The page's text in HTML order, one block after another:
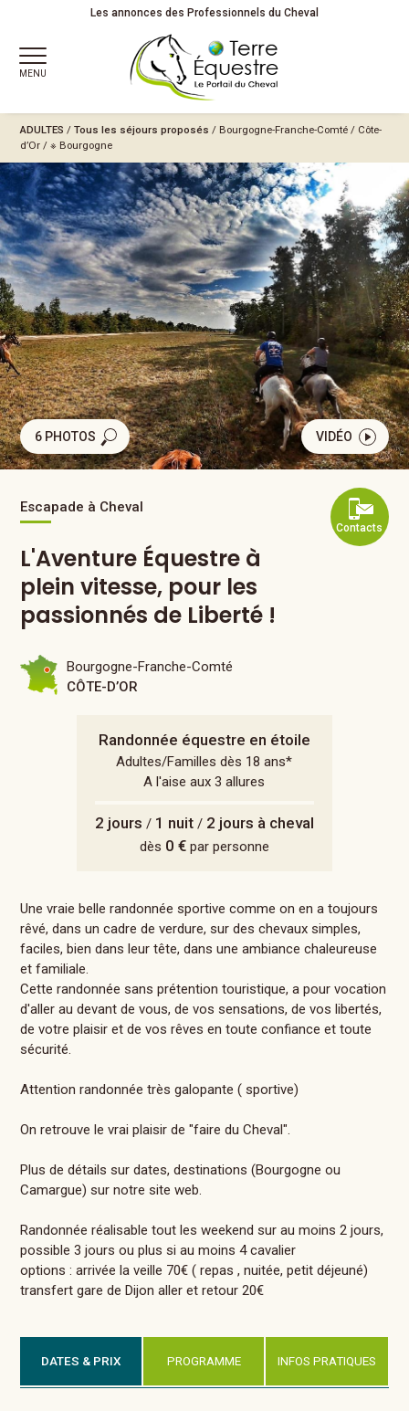
Les annonces des Professionnels du Cheval
MENU
ADULTES /Tous les séjours proposés / Bourgogne-Franche-Comté / Côte-
d’Or /※ Bourgogne
6 PHOTOS VIDÉO
Contacts
Escapade à Cheval
L'Aventure Équestre à
plein vitesse, pour les
passionnés de Liberté !
Randonnée équestre en étoile
Adultes/Familles dès 18 ans*
A l'aise aux 3 allures
2 jours / 1 nuit/ 2 jours à cheval
dès 0 €par personne
Bourgogne-Franche-Comté
CÔTE-D’OR
Une vraie belle randonnée sportive comme on en a toujours
rêvé, dans un cadre de verdure, sur des chevaux simples,
faciles, bien dans leur tête, dans une ambiance chaleureuse
et familiale.
Cette randonnée sans prétention touristique, a pour vocation
d'aller au devant de vous, de vos sensations, de vos libertés,
de votre plaisir et de vos rêves en toute confiance et toute
sécurité.
Attention randonnée très galopante ( sportive)
On retrouve le vrai plaisir de "faire du Cheval".
Plus de détails sur dates, destinations (Bourgogne ou
Camargue) sur notre site web.
Randonnée réalisable tout les weekend sur au moins 2 jours,
possible 3 jours ou plus si au moins 4 cavalier
options : arrivée la veille 70€ ( repas , nuitée, petit déjeuné)
transfert gare de Dijon aller et retour 20€
DATES & PRIX PROGRAMME INFOS PRATIQUES